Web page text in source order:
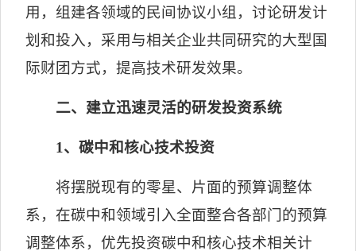
用，组建各领域的民间协议小组，讨论研发计
划和投入，采用与相关企业共同研究的大型国
际财团方式，提高技术研发效果。
二、建立迅速灵活的研发投资系统
1、碳中和核心技术投资
将摆脱现有的零星、片面的预算调整体
系，在碳中和领域引入全面整合各部门的预算
调整体系，优先投资碳中和核心技术相关计